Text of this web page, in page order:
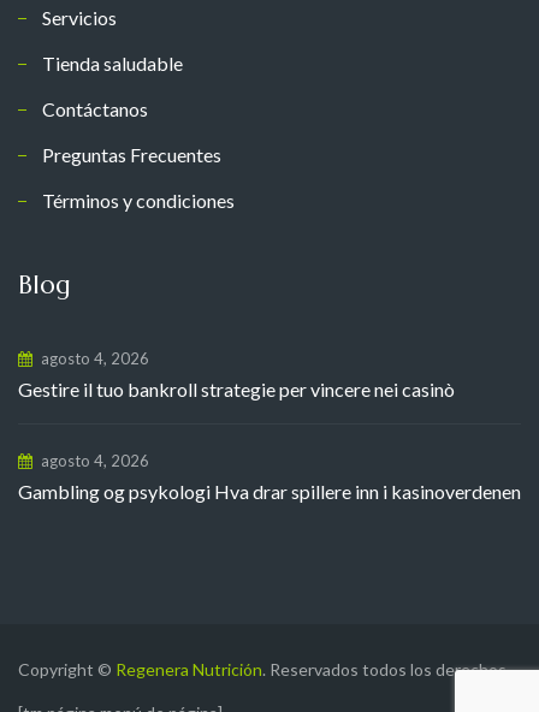
Servicios
Tienda saludable
Contáctanos
Preguntas Frecuentes
Términos y condiciones
Blog
agosto 4, 2026
Gestire il tuo bankroll strategie per vincere nei casinò
agosto 4, 2026
Gambling og psykologi Hva drar spillere inn i kasinoverdenen
Copyright © Regenera Nutrición. Reservados todos los derechos